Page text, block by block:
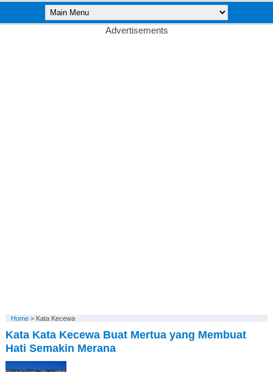
Advertisements
Home> Kata Kecewa
Kata Kata Kecewa Buat Mertua yang Membuat
Hati Semakin Merana